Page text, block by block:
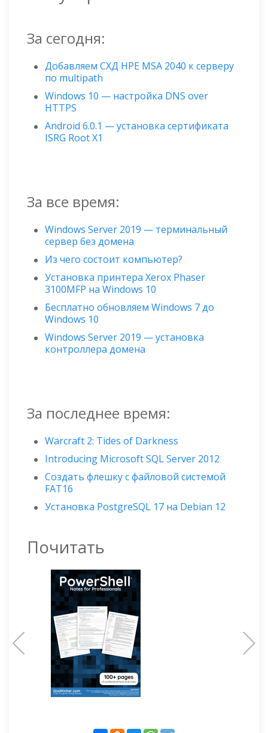
За сегодня:
Добавляем СХД HPE MSA 2040 к серверу
по multipath
Windows 10 — настройка DNS over
HTTPS
Android 6.0.1 — установка сертификата
ISRG Root X1
За все время:
Windows Server 2019 — терминальный
сервер без домена
Из чего состоит компьютер?
Установка принтера Xerox Phaser
3100MFP на Windows 10
Бесплатно обновляем Windows 7 до
Windows 10
Windows Server 2019 — установка
контроллера домена
За последнее время:
Warcraft 2: Tides of Darkness
Introducing Microsoft SQL Server 2012
Создать флешку с файловой системой
FAT16
Установка PostgreSQL 17 на Debian 12
Почитать